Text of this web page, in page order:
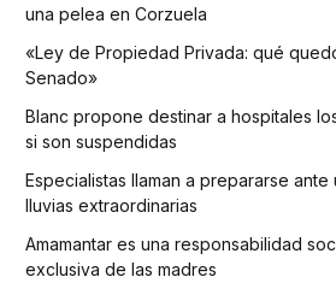
una pelea en Corzuela
«Ley de Propiedad Privada: qué
Senado»
Blanc propone destinar a hospitales
si son suspendidas
Especialistas llaman a prepararse
lluvias extraordinarias
Amamantar es una responsabilidad
exclusiva de las madres